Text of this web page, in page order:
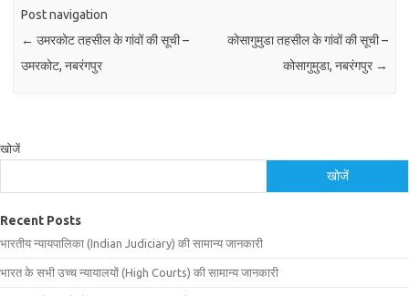
Post navigation
← उमरकोट तहसील के गांवों की सूची –
उमरकोट, नबरंगपुर
कोसागुमुडा तहसील के गांवों की सूची –
कोसागुमुडा, नबरंगपुर →
खोजें
खोजें
Recent Posts
भारतीय न्यायपालिका (Indian Judiciary) की सामान्य जानकारी
भारत के सभी उच्च न्यायालयों (High Courts) की सामान्य जानकारी